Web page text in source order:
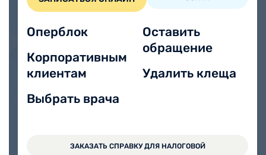
Оперблок
Корпоративным
клиентам
Выбрать врача
Оставить
обращение
Удалить клеща
ЗАКАЗАТЬ СПРАВКУ ДЛЯ НАЛОГОВОЙ